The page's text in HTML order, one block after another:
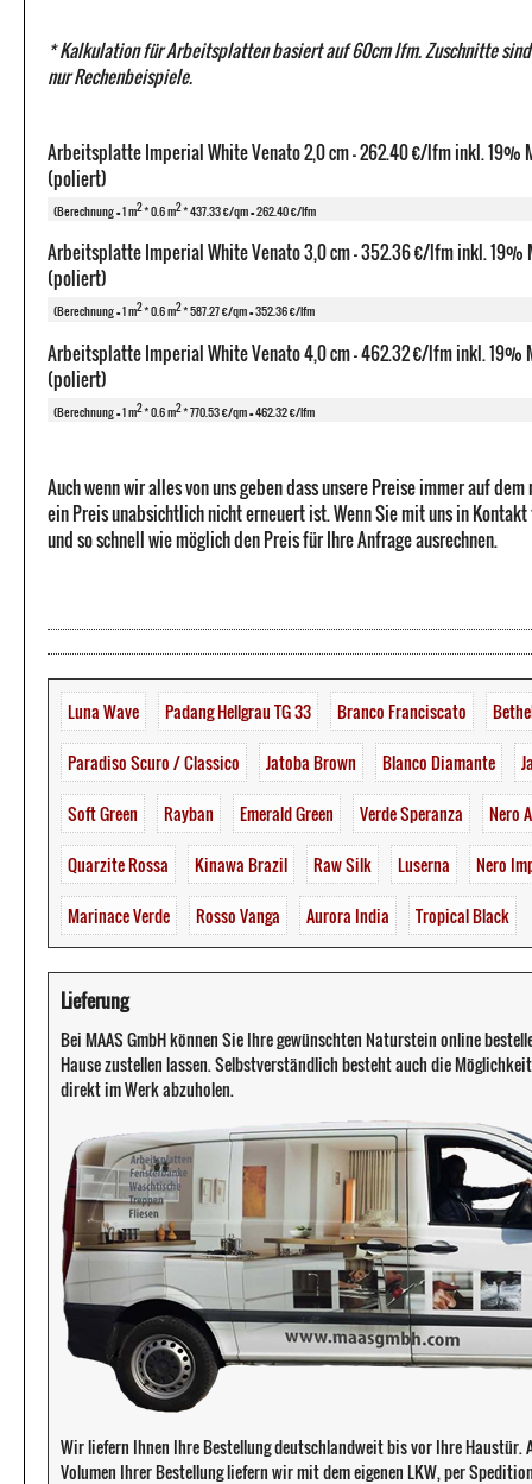
* Kalkulation für Arbeitsplatten basiert auf 60cm lfm. Zuschnitte
nur Rechenbeispiele.
Arbeitsplatte Imperial White Venato 2,0 cm - 262.40 €/lfm inkl. 19%
(poliert)
(Berechnung = 1 m2* 0.6 m2* 437.33 €/qm = 262.40 €/lfm
Arbeitsplatte Imperial White Venato 3,0 cm - 352.36 €/lfm inkl. 19%
(poliert)
(Berechnung = 1 m2* 0.6 m2* 587.27 €/qm = 352.36 €/lfm
Arbeitsplatte Imperial White Venato 4,0 cm - 462.32 €/lfm inkl. 19%
(poliert)
(Berechnung = 1 m2* 0.6 m2* 770.53 €/qm = 462.32 €/lfm
Auch wenn wir alles von uns geben dass unsere Preise immer auf
ein Preis unabsichtlich nicht erneuert ist. Wenn Sie mit uns in
und so schnell wie möglich den Preis für Ihre Anfrage ausrechnen.
Luna Wave Padang Hellgrau TG 33 Branco Franciscato
Paradiso Scuro / Classico Jatoba Brown Blanco Diamante
Soft Green Rayban Emerald Green Verde Speranza Nero
Quarzite Rossa Kinawa Brazil Raw Silk Luserna Nero
Marinace Verde Rosso Vanga Aurora India Tropical Black
Lieferung
Bei MAAS GmbH können Sie Ihre gewünschten Naturstein online
Hause zustellen lassen. Selbstverständlich besteht auch die
direkt im Werk abzuholen.
Wir liefern Ihnen Ihre Bestellung deutschlandweit bis vor Ihre Haustür.
Volumen Ihrer Bestellung liefern wir mit dem eigenen LKW, per